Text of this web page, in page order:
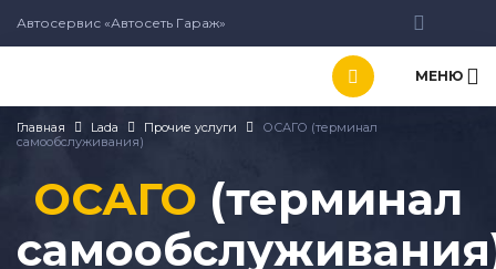
Автосервис «Автосеть Гараж»
МЕНЮ
Главная Lada Прочие услуги
ОСАГО (терминал
самообслуживания)
ОСАГО (терминал